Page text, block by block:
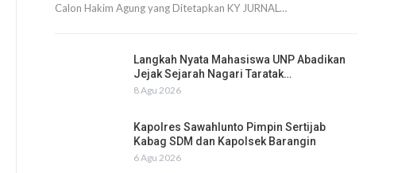
Calon Hakim Agung yang Ditetapkan KY JURNAL…
Langkah Nyata Mahasiswa UNP Abadikan
Jejak Sejarah Nagari Taratak…
8 Agu 2026
Kapolres Sawahlunto Pimpin Sertijab
Kabag SDM dan Kapolsek Barangin
6 Agu 2026